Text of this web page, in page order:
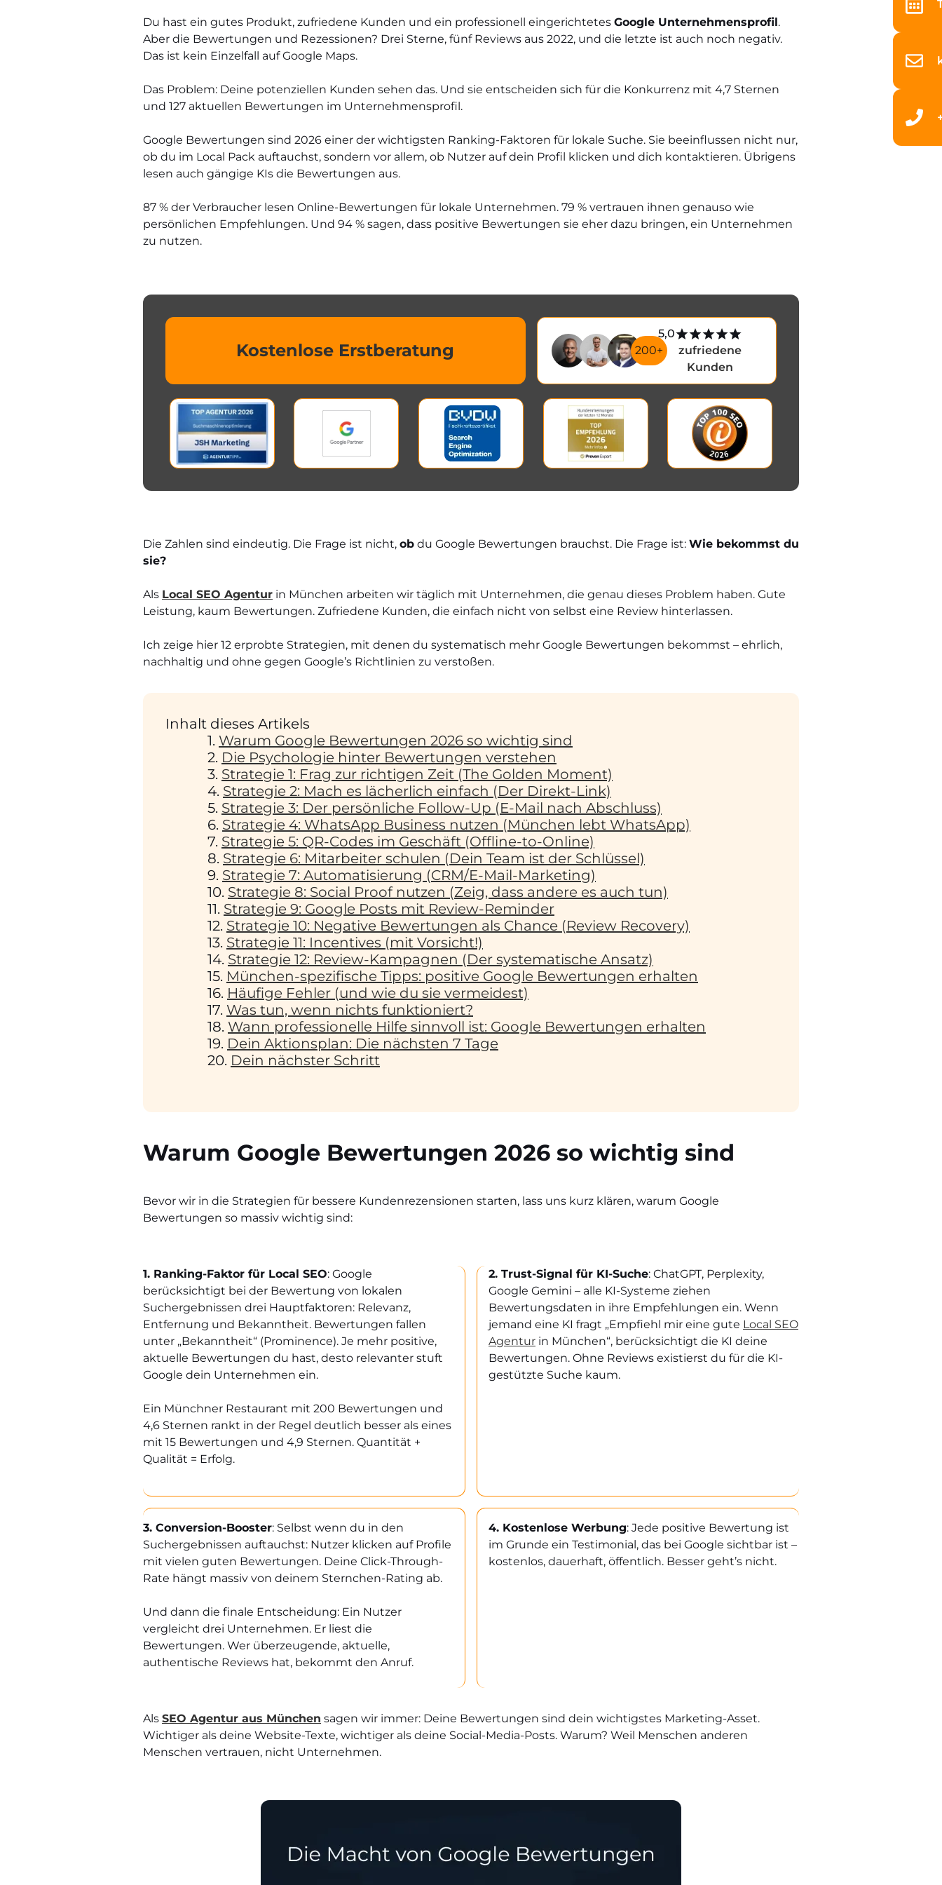
Du hast ein gutes Produkt, zufriedene Kunden und ein professionell eingerichtetes Google Unternehmensprofil.
Aber die Bewertungen und Rezessionen? Drei Sterne, fünf Reviews aus 2022, und die letzte ist auch noch negativ.
Das ist kein Einzelfall auf Google Maps.
Das Problem: Deine potenziellen Kunden sehen das. Und sie entscheiden sich für die Konkurrenz mit 4,7 Sternen
und 127 aktuellen Bewertungen im Unternehmensprofil.
Google Bewertungen sind 2026 einer der wichtigsten Ranking-Faktoren für lokale Suche. Sie beeinflussen nicht nur,
ob du im Local Pack auftauchst, sondern vor allem, ob Nutzer auf dein Profil klicken und dich kontaktieren. Übrigens
lesen auch gängige KIs die Bewertungen aus.
87 % der Verbraucher lesen Online-Bewertungen für lokale Unternehmen. 79 % vertrauen ihnen genauso wie
persönlichen Empfehlungen. Und 94 % sagen, dass positive Bewertungen sie eher dazu bringen, ein Unternehmen
zu nutzen.
Kostenlose Erstberatung 200+
5,0
zufriedene
Kunden
Die Zahlen sind eindeutig. Die Frage ist nicht, ob du Google Bewertungen brauchst. Die Frage ist: Wie bekommst du
sie?
Als Local SEO Agentur in München arbeiten wir täglich mit Unternehmen, die genau dieses Problem haben. Gute
Leistung, kaum Bewertungen. Zufriedene Kunden, die einfach nicht von selbst eine Review hinterlassen.
Ich zeige hier 12 erprobte Strategien, mit denen du systematisch mehr Google Bewertungen bekommst – ehrlich,
nachhaltig und ohne gegen Google’s Richtlinien zu verstoßen.
Inhalt dieses Artikels
Warum Google Bewertungen 2026 so wichtig sind
Die Psychologie hinter Bewertungen verstehen
Strategie 1: Frag zur richtigen Zeit (The Golden Moment)
Strategie 2: Mach es lächerlich einfach (Der Direkt-Link)
Strategie 3: Der persönliche Follow-Up (E-Mail nach Abschluss)
Strategie 4: WhatsApp Business nutzen (München lebt WhatsApp)
Strategie 5: QR-Codes im Geschäft (Offline-to-Online)
Strategie 6: Mitarbeiter schulen (Dein Team ist der Schlüssel)
Strategie 7: Automatisierung (CRM/E-Mail-Marketing)
Strategie 8: Social Proof nutzen (Zeig, dass andere es auch tun)
Strategie 9: Google Posts mit Review-Reminder
Strategie 10: Negative Bewertungen als Chance (Review Recovery)
Strategie 11: Incentives (mit Vorsicht!)
Strategie 12: Review-Kampagnen (Der systematische Ansatz)
München-spezifische Tipps: positive Google Bewertungen erhalten
Häufige Fehler (und wie du sie vermeidest)
Was tun, wenn nichts funktioniert?
Wann professionelle Hilfe sinnvoll ist: Google Bewertungen erhalten
Dein Aktionsplan: Die nächsten 7 Tage
Dein nächster Schritt
Warum Google Bewertungen 2026 so wichtig sind
Bevor wir in die Strategien für bessere Kundenrezensionen starten, lass uns kurz klären, warum Google
Bewertungen so massiv wichtig sind:
1. Ranking-Faktor für Local SEO: Google
berücksichtigt bei der Bewertung von lokalen
Suchergebnissen drei Hauptfaktoren: Relevanz,
Entfernung und Bekanntheit. Bewertungen fallen
unter „Bekanntheit“ (Prominence). Je mehr positive,
aktuelle Bewertungen du hast, desto relevanter stuft
Google dein Unternehmen ein.
Ein Münchner Restaurant mit 200 Bewertungen und
4,6 Sternen rankt in der Regel deutlich besser als eines
mit 15 Bewertungen und 4,9 Sternen. Quantität +
Qualität = Erfolg.
2. Trust-Signal für KI-Suche: ChatGPT, Perplexity,
Google Gemini – alle KI-Systeme ziehen
Bewertungsdaten in ihre Empfehlungen ein. Wenn
jemand eine KI fragt „Empfiehl mir eine gute Local SEO
Agentur in München“, berücksichtigt die KI deine
Bewertungen. Ohne Reviews existierst du für die KI-
gestützte Suche kaum.
3. Conversion-Booster: Selbst wenn du in den
Suchergebnissen auftauchst: Nutzer klicken auf Profile
mit vielen guten Bewertungen. Deine Click-Through-
Rate hängt massiv von deinem Sternchen-Rating ab.
Und dann die finale Entscheidung: Ein Nutzer
vergleicht drei Unternehmen. Er liest die
Bewertungen. Wer überzeugende, aktuelle,
authentische Reviews hat, bekommt den Anruf.
4. Kostenlose Werbung: Jede positive Bewertung ist
im Grunde ein Testimonial, das bei Google sichtbar ist –
kostenlos, dauerhaft, öffentlich. Besser geht’s nicht.
Als SEO Agentur aus München sagen wir immer: Deine Bewertungen sind dein wichtigstes Marketing-Asset.
Wichtiger als deine Website-Texte, wichtiger als deine Social-Media-Posts. Warum? Weil Menschen anderen
Menschen vertrauen, nicht Unternehmen.